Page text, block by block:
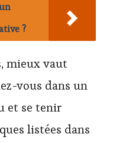
?
mieux vaut
vous dans un
et se tenir
listées dans